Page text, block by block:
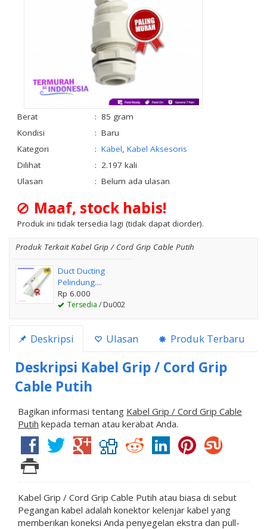
Berat : 85 gram
Kondisi
: Baru
Kategori
: Kabel Kabel Aksesoris
Dilihat
: 2.197 kali
Ulasan
: Belum ada ulasan
Maaf, stock habis!
Produk ini tidak tersedia lagi (tidak dapat diorder).
Produk Terkait Kabel Grip / Cord Grip Cable Putih
Duct Ducting
Pelindung....
Rp 6.000
Tersedia / Du002
Deskripsi Ulasan Produk Terbaru
Deskripsi Kabel Grip / Cord Grip
Cable Putih
Bagikan informasi tentang Kabel Grip / Cord Grip Cable
Putih kepada teman atau kerabat Anda.
Kabel Grip / Cord Grip Cable Putih atau biasa di sebut
Pegangan kabel adalah konektor kelenjar kabel yang
memberikan koneksi Anda penyegelan ekstra dan pull-